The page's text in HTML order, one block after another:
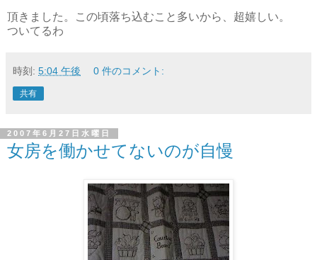
頂きました。この頃落ち込むこと多いから、超嬉しい。
ついてるわ
時刻: 5:04 午後 0 件のコメント:
共有
2007年6月27日水曜日
女房を働かせてないのが自慢